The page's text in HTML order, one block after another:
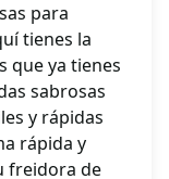
para
tienes la
que ya tienes
sabrosas
y rápidas
rápida y
freidora de